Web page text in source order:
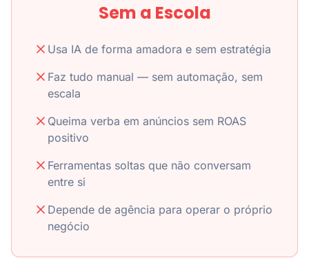
Sem a Escola
Usa IA de forma amadora e sem estratégia
Faz tudo manual — sem automação, sem
escala
Queima verba em anúncios sem ROAS
positivo
Ferramentas soltas que não conversam
entre si
Depende de agência para operar o próprio
negócio